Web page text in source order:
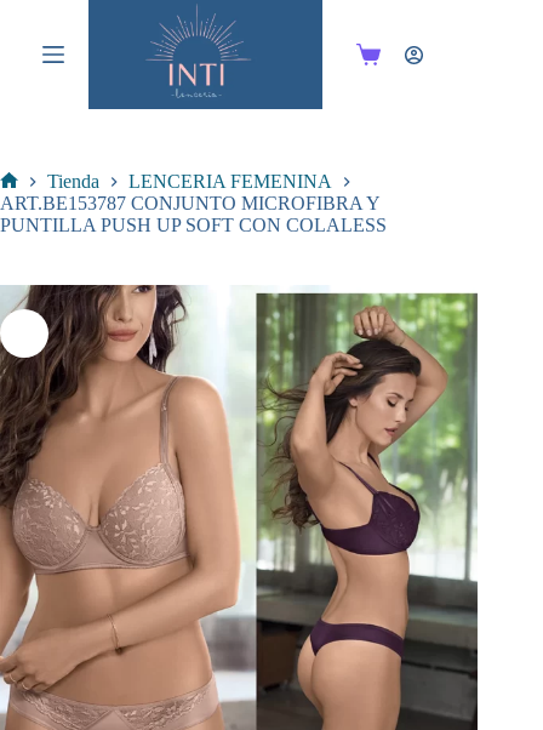
contenido
Carro
Inicio
Tienda
LENCERIA FEMENINA
ART.BE153787 CONJUNTO MICROFIBRA Y
PUNTILLA PUSH UP SOFT CON COLALESS